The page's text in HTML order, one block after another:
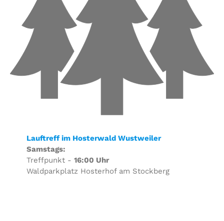
Lauftreff im Hosterwald Wustweiler
Samstags:
Treffpunkt - 16:00 Uhr
Waldparkplatz Hosterhof am Stockberg